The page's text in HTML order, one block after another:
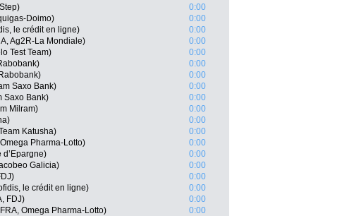
0:00
Doimo)
0:00
le crédit en ligne)
0:00
Ag2R-La Mondiale)
0:00
Test Team)
0:00
0:00
0:00
Saxo Bank)
0:00
Saxo Bank)
0:00
Milram)
0:00
0:00
Katusha)
0:00
Pharma-Lotto)
0:00
d’Epargne)
0:00
Galicia)
0:00
0:00
le crédit en ligne)
0:00
FDJ)
0:00
Omega Pharma-Lotto)
0:00